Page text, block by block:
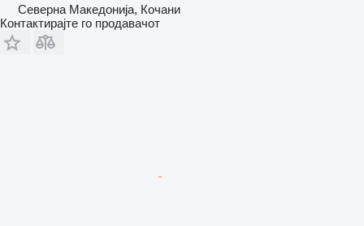
Северна Македонија, Кочани
Контактирајте го продавачот